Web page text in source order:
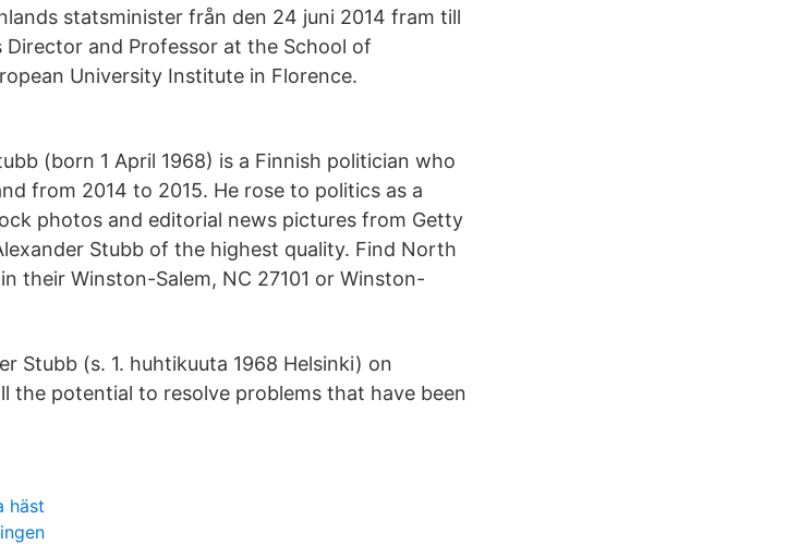
statsminister från den 24 juni 2014 fram till
Director and Professor at the School of
University Institute in Florence.
(born 1 April 1968) is a Finnish politician who
from 2014 to 2015. He rose to politics as a
photos and editorial news pictures from Getty
Stubb of the highest quality. Find North
their Winston-Salem, NC 27101 or Winston-
Stubb (s. 1. huhtikuuta 1968 Helsinki) on
the potential to resolve problems that have been
häst